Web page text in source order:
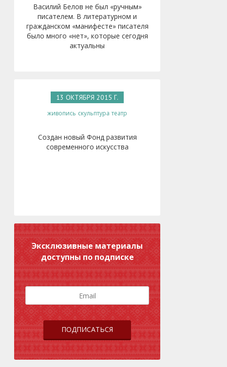
Василий Белов не был «ручным»
писателем. В литературном и
гражданском «манифесте» писателя
было много «нет», которые сегодня
актуальны
13 ОКТЯБРЯ 2015 Г.
живопись скульптура театр
Создан новый Фонд развития
современного искусства
Эксклюзивные материалы
доступны по подписке